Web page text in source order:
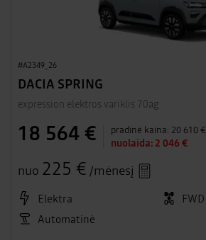
#A2349_26
DACIA SPRING
expression elektros variklis 70ag
18 564 € pradinė kaina: 20 610 €
nuolaida: 2 046 €
nuo 225 € /mėnesį
Elektra
FWD
Automatinė